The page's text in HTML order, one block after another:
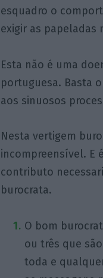
esquadro o
exigir as papeladas
Esta não é uma
portuguesa. Basta
aos sinuosos
Nesta vertigem
incompreensível. E
contributo
burocrata.
O bom
ou três que
toda e